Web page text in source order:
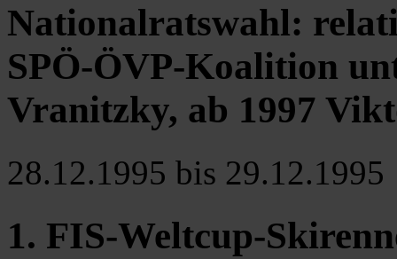
Nationalratswahl:
SPÖ-ÖVP-Koalition
Vranitzky, ab 1997
28.12.1995 bis 29.12.1995
1. FIS-Weltcup-